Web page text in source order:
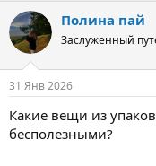
Полина пай
Заслуженный
31 Янв 2026
Какие вещи из
бесполезными?